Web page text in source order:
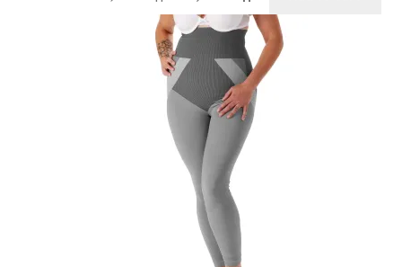
price
was:
29,999.00 ден.
is:
28,999.00 ден.